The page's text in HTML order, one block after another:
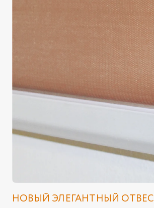
НОВЫЙ ЭЛЕГАНТНЫЙ ОТВЕС